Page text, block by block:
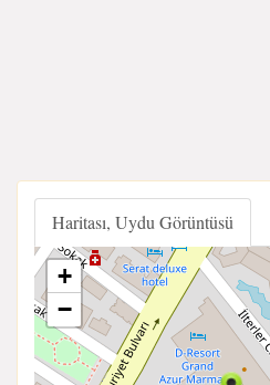
Haritası, Uydu Görüntüsü
+
−